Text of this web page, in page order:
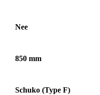
Nee
850 mm
Schuko (Type F)